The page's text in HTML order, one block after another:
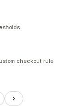
checkout rule